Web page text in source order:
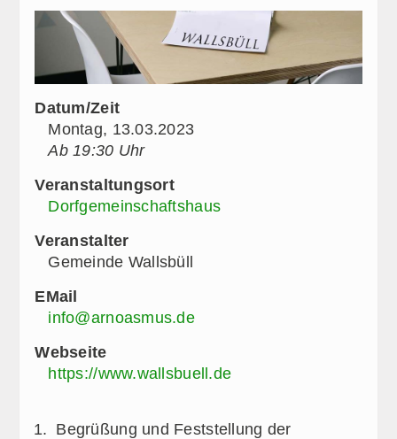
Datum/Zeit
Montag, 13.03.2023
Ab 19:30 Uhr
Veranstaltungsort
Dorfgemeinschaftshaus
Veranstalter
Gemeinde Wallsbüll
EMail
info@arnoasmus.de
Webseite
https://www.wallsbuell.de
Begrüßung und Feststellung der